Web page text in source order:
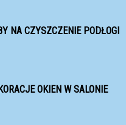
NA CZYSZCZENIE PODŁOGI
OKIEN W SALONIE